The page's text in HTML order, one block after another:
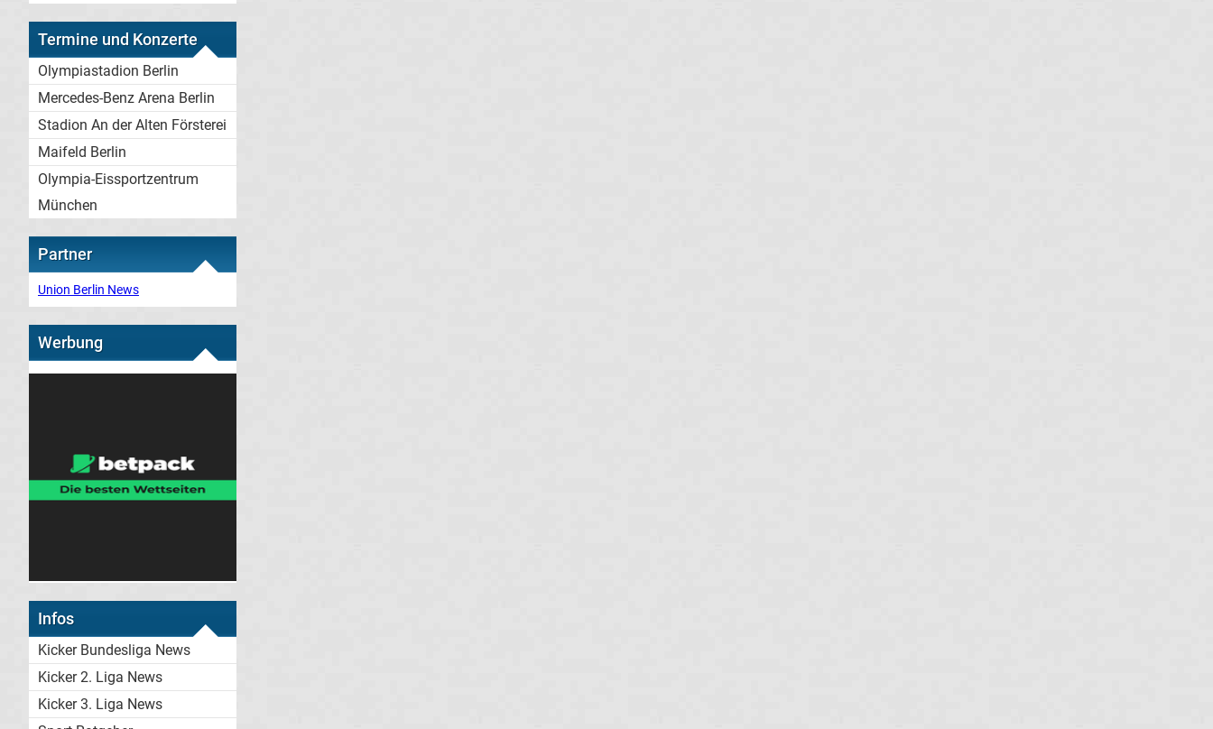
Termine und Konzerte
Olympiastadion Berlin
Mercedes-Benz Arena Berlin
Stadion An der Alten Försterei
Maifeld Berlin
Olympia-Eissportzentrum
München
Partner
Union Berlin News
Werbung
Infos
Kicker Bundesliga News
Kicker 2. Liga News
Kicker 3. Liga News